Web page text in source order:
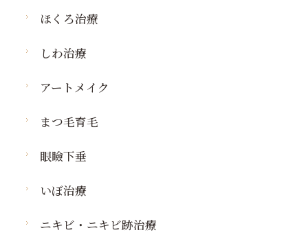
ほくろ治療
しわ治療
アートメイク
まつ毛育毛
眼瞼下垂
いぼ治療
ニキビ・ニキビ跡治療